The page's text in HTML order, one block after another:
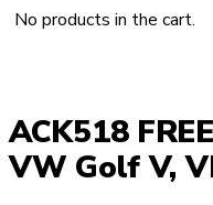
No products in the cart.
ACK518
VW Golf V,